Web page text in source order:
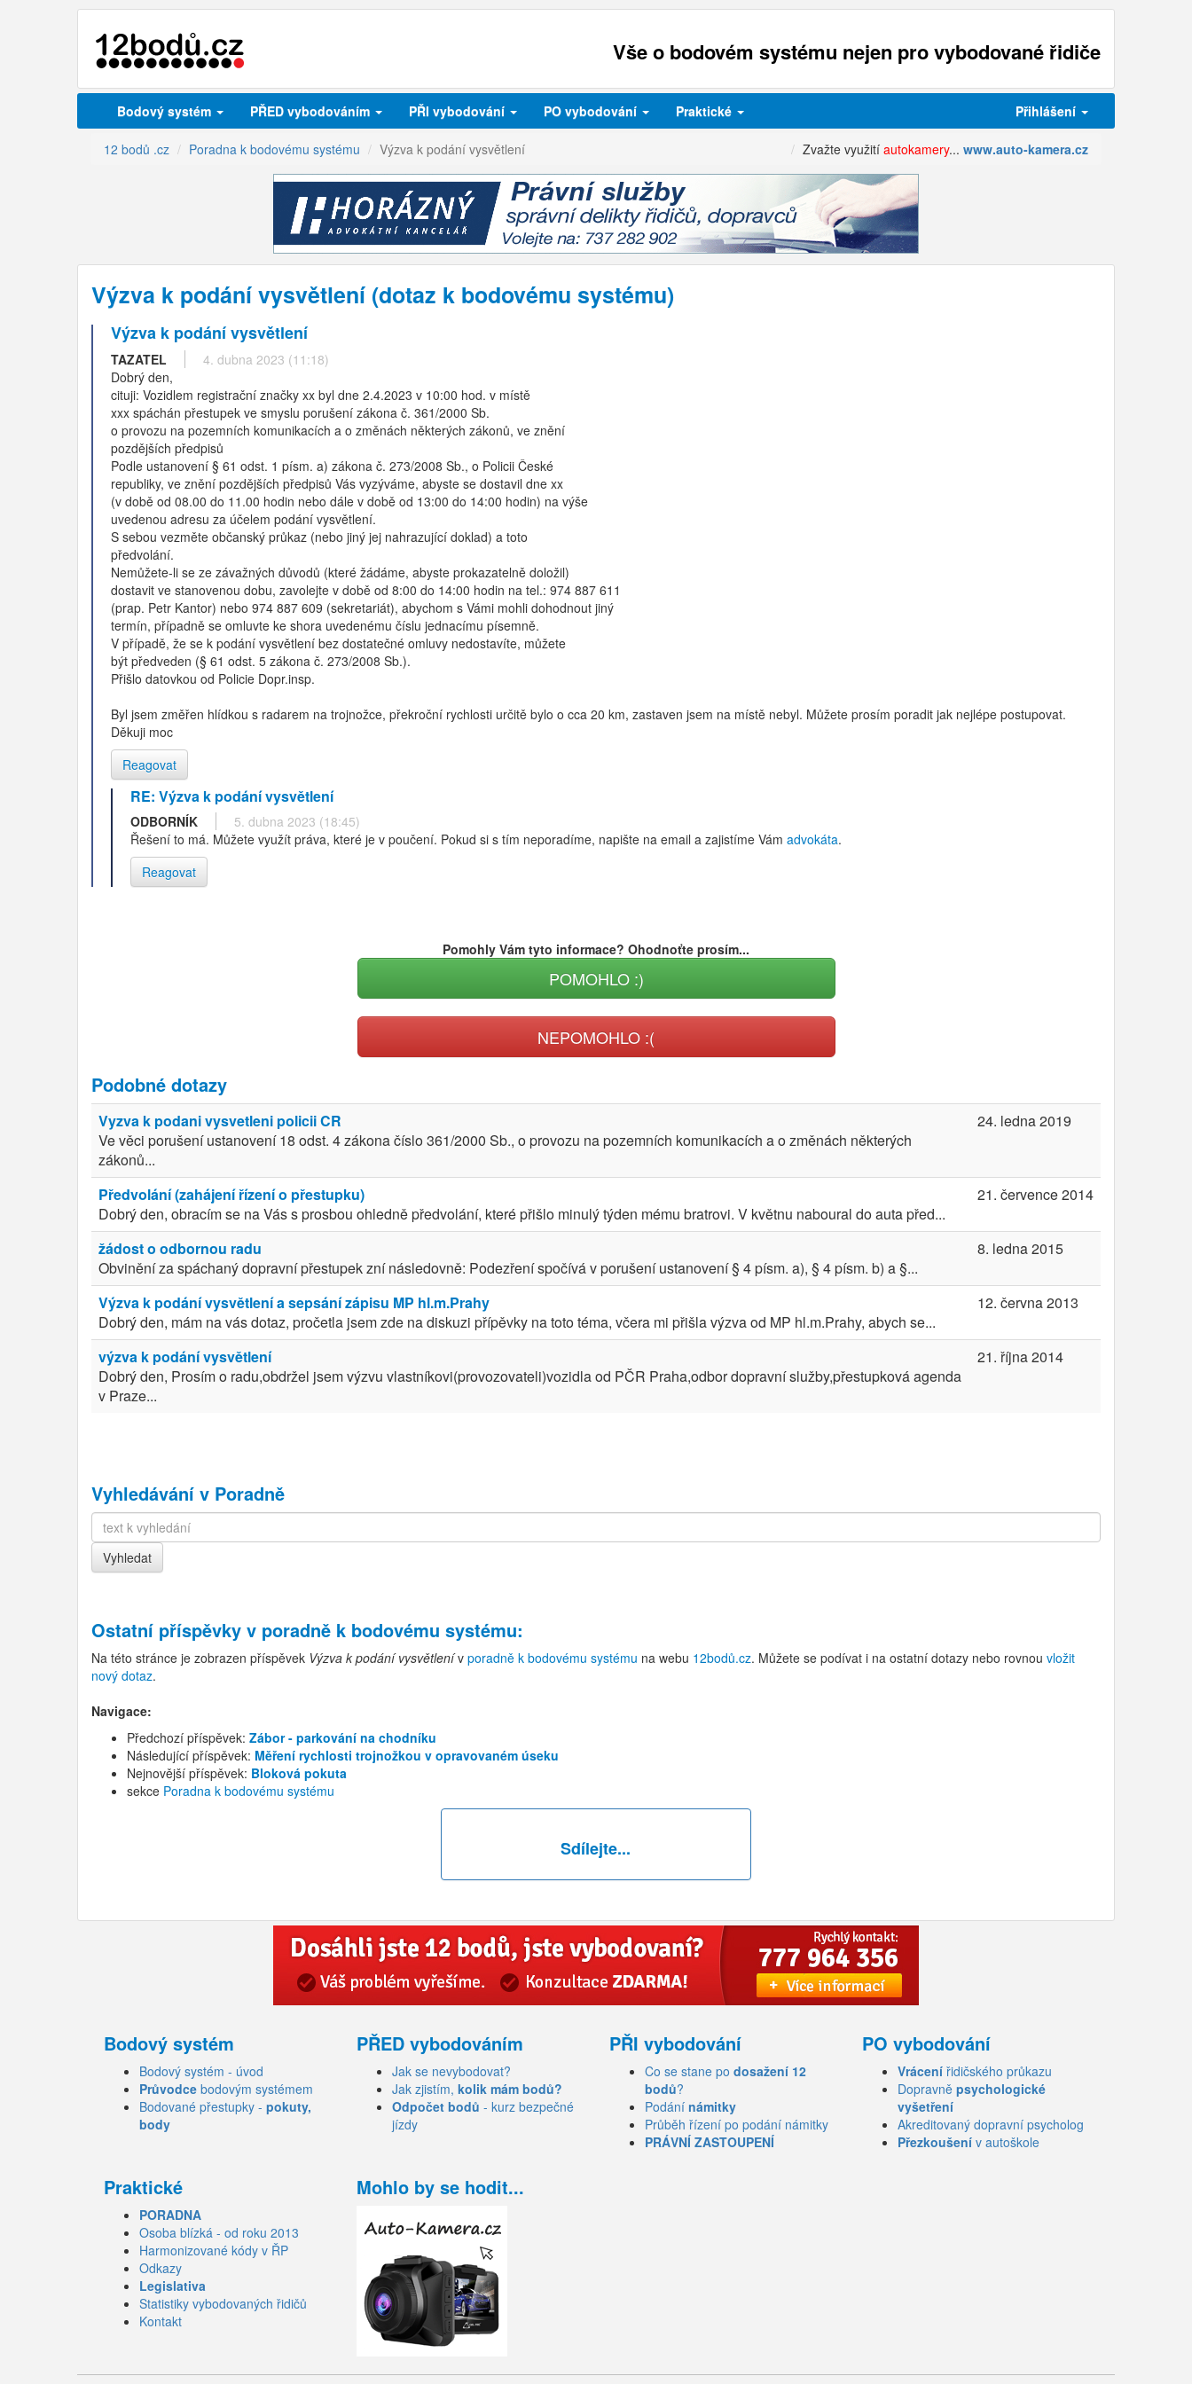
Vše o bodovém systému nejen pro vybodované řidiče
Bodový systém PŘED vybodováním PŘI vybodování PO vybodování Praktické Přihlášení
12 bodů .cz Poradna k bodovému systému Výzva k podání vysvětlení Zvažte využití autokamery... www.auto-kamera.cz
Výzva k podání vysvětlení (dotaz k bodovému systému)
Výzva k podání vysvětlení
TAZATEL
4. dubna 2023 (11:18)
Dobrý den,
cituji: Vozidlem registrační značky xx byl dne 2.4.2023 v 10:00 hod. v místě
xxx spáchán přestupek ve smyslu porušení zákona č. 361/2000 Sb.
o provozu na pozemních komunikacích a o změnách některých zákonů, ve znění
pozdějších předpisů
Podle ustanovení § 61 odst. 1 písm. a) zákona č. 273/2008 Sb., o Policii České
republiky, ve znění pozdějších předpisů Vás vyzýváme, abyste se dostavil dne xx
(v době od 08.00 do 11.00 hodin nebo dále v době od 13:00 do 14:00 hodin) na výše
uvedenou adresu za účelem podání vysvětlení.
S sebou vezměte občanský průkaz (nebo jiný jej nahrazující doklad) a toto
předvolání.
Nemůžete-li se ze závažných důvodů (které žádáme, abyste prokazatelně doložil)
dostavit ve stanovenou dobu, zavolejte v době od 8:00 do 14:00 hodin na tel.: 974 887 611
(prap. Petr Kantor) nebo 974 887 609 (sekretariát), abychom s Vámi mohli dohodnout jiný
termín, případně se omluvte ke shora uvedenému číslu jednacímu písemně.
V případě, že se k podání vysvětlení bez dostatečné omluvy nedostavíte, můžete
být předveden (§ 61 odst. 5 zákona č. 273/2008 Sb.).
Přišlo datovkou od Policie Dopr.insp.
Byl jsem změřen hlídkou s radarem na trojnožce, překroční rychlosti určitě bylo o cca 20 km, zastaven jsem na místě nebyl. Můžete prosím poradit jak nejlépe postupovat.
Děkuji moc
Reagovat
RE: Výzva k podání vysvětlení
ODBORNÍK
5. dubna 2023 (18:45)
Řešení to má. Můžete využít práva, které je v poučení. Pokud si s tím neporadíme, napište na email a zajistíme Vám advokáta.
Reagovat
Pomohly Vám tyto informace? Ohodnoťte prosím...
POMOHLO :)
NEPOMOHLO :(
Podobné dotazy
Vyzva k podani vysvetleni policii CR
Ve věci porušení ustanovení 18 odst. 4 zákona číslo 361/2000 Sb., o provozu na pozemních komunikacích a o změnách některých
zákonů...
24. ledna 2019
Předvolání (zahájení řízení o přestupku)
Dobrý den, obracím se na Vás s prosbou ohledně předvolání, které přišlo minulý týden mému bratrovi. V květnu naboural do auta před...
21. července 2014
žádost o odbornou radu
Obvinění za spáchaný dopravní přestupek zní následovně: Podezření spočívá v porušení ustanovení § 4 písm. a), § 4 písm. b) a §...
8. ledna 2015
Výzva k podání vysvětlení a sepsání zápisu MP hl.m.Prahy
Dobrý den, mám na vás dotaz, pročetla jsem zde na diskuzi přípěvky na toto téma, včera mi přišla výzva od MP hl.m.Prahy, abych se...
12. června 2013
výzva k podání vysvětlení
Dobrý den, Prosím o radu,obdržel jsem výzvu vlastníkovi(provozovateli)vozidla od PČR Praha,odbor dopravní služby,přestupková agenda
v Praze...
21. října 2014
Vyhledávání v Poradně
Ostatní příspěvky v poradně k bodovému systému:
Na této stránce je zobrazen příspěvek Výzva k podání vysvětlenív poradně k bodovému systému na webu 12bodů.cz. Můžete se podívat i na ostatní dotazy nebo rovnou vložit
nový dotaz.
Navigace:
Předchozí příspěvek: Zábor - parkování na chodníku
Následující příspěvek: Měření rychlosti trojnožkou v opravovaném úseku
Nejnovější příspěvek: Bloková pokuta
sekce Poradna k bodovému systému
Sdílejte...
Bodový systém
Bodový systém - úvod
Průvodce bodovým systémem
Bodované přestupky - pokuty,
body
PŘED vybodováním
Jak se nevybodovat?
Jak zjistím, kolik mám bodů?
Odpočet bodů - kurz bezpečné
jízdy
PŘI vybodování
Co se stane po dosažení 12
bodů?
Podání námitky
Průběh řízení po podání námitky
PRÁVNÍ ZASTOUPENÍ
PO vybodování
Vrácení řidičského průkazu
Dopravně psychologické
vyšetření
Akreditovaný dopravní psycholog
Přezkoušení v autoškole
Praktické
PORADNA
Osoba blízká - od roku 2013
Harmonizované kódy v ŘP
Odkazy
Legislativa
Statistiky vybodovaných řidičů
Kontakt
Mohlo by se hodit...